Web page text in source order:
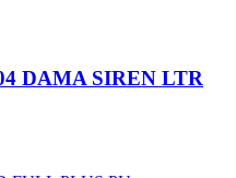
DAMA SIREN LTR